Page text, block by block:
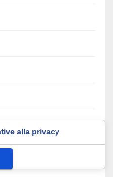
alla privacy